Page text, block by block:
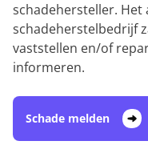
schadehersteller. Het
schadeherstelbedrijf
vaststellen en/of
informeren.
Schade melden